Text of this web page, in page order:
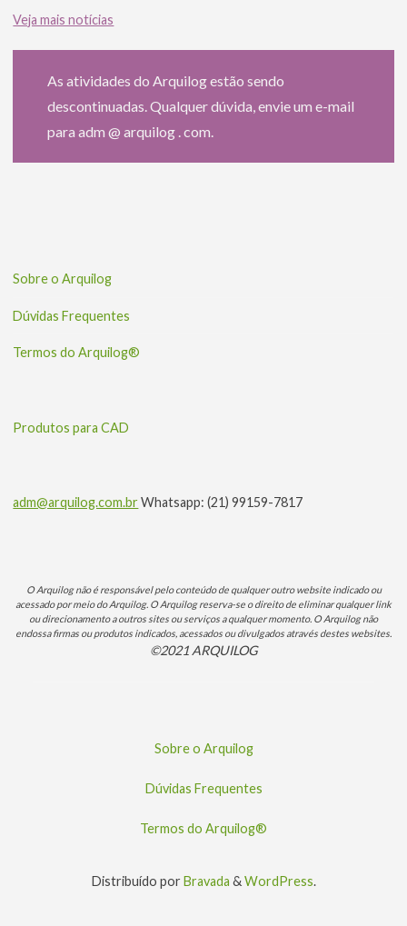
Veja mais notícias
As atividades do Arquilog estão sendo
descontinuadas. Qualquer dúvida, envie um e-mail
para adm @ arquilog . com.
Sobre o Arquilog
Dúvidas Frequentes
Termos do Arquilog®
Produtos para CAD
adm@arquilog.com.brWhatsapp: (21) 99159-7817
O Arquilog não é responsável pelo conteúdo de qualquer outro website indicado ou
acessado por meio do Arquilog. O Arquilog reserva-se o direito de eliminar qualquer link
ou direcionamento a outros sites ou serviços a qualquer momento. O Arquilog não
endossa firmas ou produtos indicados, acessados ou divulgados através destes websites.
©2021 ARQUILOG
Sobre o Arquilog
Dúvidas Frequentes
Termos do Arquilog®
Distribuído por Bravada &WordPress.